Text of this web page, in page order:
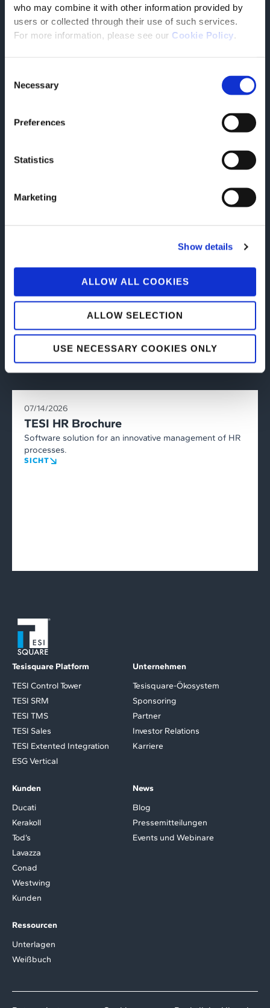
who may combine it with other information provided by
users or collected through their use of such services.
For more information, please see our Cookie Policy.
Selection
Necessary
Preferences
Statistics
Marketing
Show details
ALLOW ALL COOKIES
ALLOW SELECTION
USE NECESSARY COOKIES ONLY
07/14/2026
Tesisquare Platform
Für den Aufbau Ihres digitalen Supply-Chain-
education, training, care and treatment.
07/14/2026
TESI HR Brochure
Software solution for an innovative management of HR
processes.
SICHT
Tesisquare Platform
TESI Control Tower
TESI SRM
TESI TMS
TESI Sales
TESI Extented Integration
ESG Vertical
Unternehmen
Tesisquare-Ökosystem
Sponsoring
Partner
Investor Relations
Karriere
Kunden
Ducati
Kerakoll
Tod’s
Lavazza
Conad
Westwing
Kunden
News
Blog
Pressemitteilungen
Events und Webinare
Ressourcen
Unterlagen
Weißbuch